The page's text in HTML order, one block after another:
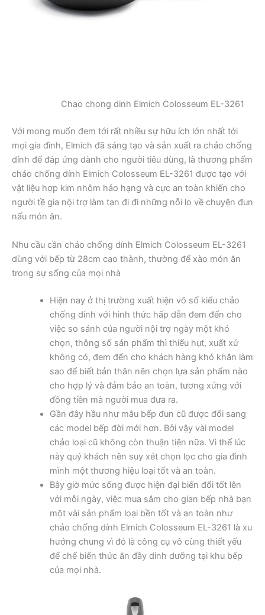
Chao chong dinh Elmich Colosseum EL-3261
Với mong muốn đem tới rất nhiều sự hữu ích lớn nhất tới
mọi gia đình, Elmich đã sáng tạo và sản xuất ra chảo chống
dính để đáp ứng dành cho người tiêu dùng, là thương phẩm
chảo chống dính Elmich Colosseum EL-3261 được tạo với
vật liệu hợp kim nhôm hảo hạng và cực an toàn khiến cho
người tề gia nội trợ làm tan đi đi những nỗi lo về chuyện đun
nấu món ăn.
Nhu cầu cần chảo chống dính Elmich Colosseum EL-3261
dùng với bếp từ 28cm cao thành, thường để xào món ăn
trong sự sống của mọi nhà
Hiện nay ở thị trường xuất hiện vô số kiểu chảo
chống dính với hình thức hấp dẫn đem đến cho
việc so sánh của người nội trợ ngày một khó
chọn, thông số sản phẩm thì thiếu hụt, xuất xứ
không có, đem đến cho khách hàng khó khăn làm
sao để biết bản thân nên chọn lựa sản phẩm nào
cho hợp lý và đảm bảo an toàn, tương xứng với
đồng tiền mà người mua đưa ra.
Gần đây hầu như mẫu bếp đun cũ được đổi sang
các model bếp đời mới hơn. Bởi vậy vài model
chảo loại cũ không còn thuận tiện nữa. Vì thế lúc
này quý khách nên suy xét chọn lọc cho gia đình
mình một thương hiệu loại tốt và an toàn.
Bây giờ mức sống được hiện đại biến đổi tốt lên
với mỗi ngày, việc mua sắm cho gian bếp nhà bạn
một vài sản phẩm loại bền tốt và an toàn như
chảo chống dính Elmich Colosseum EL-3261 là xu
hướng chung vì đó là công cụ vô cùng thiết yếu
để chế biến thức ăn đầy dinh dưỡng tại khu bếp
của mọi nhà.